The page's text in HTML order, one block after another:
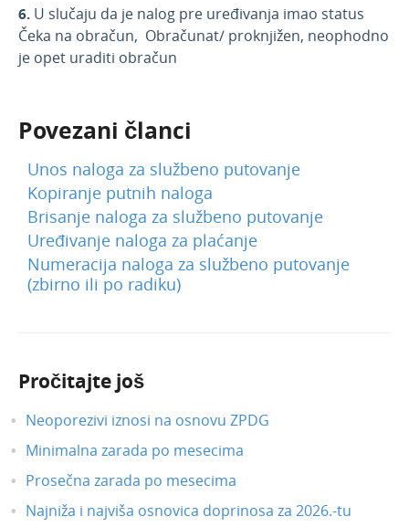
6. U slučaju da je nalog pre uređivanja imao status
Čeka na obračun, Obračunat/ proknjižen, neophodno
je opet uraditi obračun
Povezani članci
Unos naloga za službeno putovanje
Kopiranje putnih naloga
Brisanje naloga za službeno putovanje
Uređivanje naloga za plaćanje
Numeracija naloga za službeno putovanje
(zbirno ili po radiku)
Pročitajte još
Neoporezivi iznosi na osnovu ZPDG
Minimalna zarada po mesecima
Prosečna zarada po mesecima
Najniža i najviša osnovica doprinosa za 2026.-tu